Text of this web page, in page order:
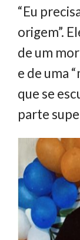
“Eu
origem”.
de um
e de uma
que se
parte